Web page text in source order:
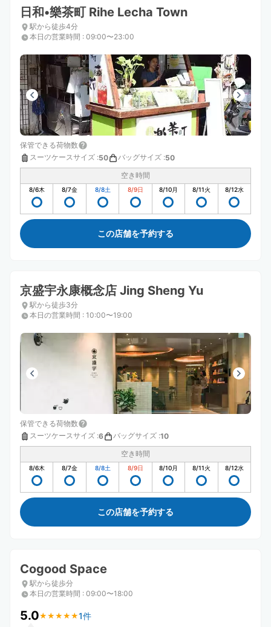
日和•樂茶町 Rihe Lecha Town
駅から徒歩4分
本日の営業時間 : 09:00〜23:00
保管できる荷物数
スーツケースサイズ :50 バッグサイズ :50
空き時間
8/6木 8/7金 8/8土 8/9日 8/10月 8/11火 8/12水
この店舗を予約する
京盛宇永康概念店 Jing Sheng Yu
駅から徒歩3分
本日の営業時間 : 10:00〜19:00
保管できる荷物数
スーツケースサイズ :6 バッグサイズ :10
空き時間
8/6木 8/7金 8/8土 8/9日 8/10月 8/11火 8/12水
この店舗を予約する
Cogood Space
駅から徒歩分
本日の営業時間 : 09:00〜18:00
5.0★ ★ ★ ★ ★
★ ★ ★ ★ ★1件